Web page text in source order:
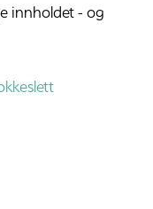
innholdet - og